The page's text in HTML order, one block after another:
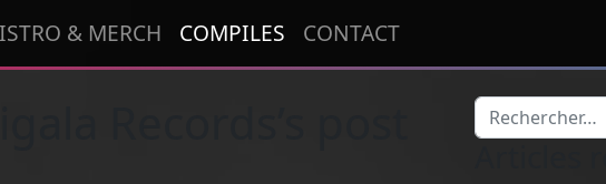
& MERCH COMPILES CONTACT
Records’s post Recherche pour :